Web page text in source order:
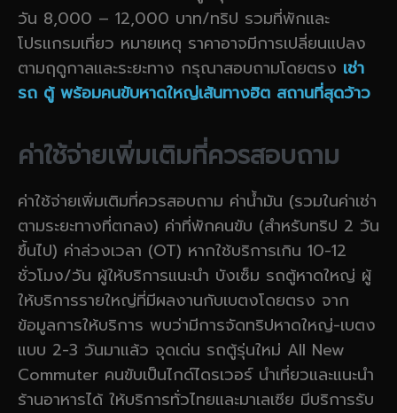
วัน 8,000 – 12,000 บาท/ทริป รวมที่พักและ
โปรแกรมเที่ยว หมายเหตุ ราคาอาจมีการเปลี่ยนแปลง
ตามฤดูกาลและระยะทาง กรุณาสอบถามโดยตรง เช่า
รถ ตู้ พร้อมคนขับหาดใหญ่เส้นทางฮิต สถานที่สุดว้าว
ค่าใช้จ่ายเพิ่มเติมที่ควรสอบถาม
ค่าใช้จ่ายเพิ่มเติมที่ควรสอบถาม ค่าน้ำมัน (รวมในค่าเช่า
ตามระยะทางที่ตกลง) ค่าที่พักคนขับ (สำหรับทริป 2 วัน
ขึ้นไป) ค่าล่วงเวลา (OT) หากใช้บริการเกิน 10-12
ชั่วโมง/วัน ผู้ให้บริการแนะนำ บังเซ็ม รถตู้หาดใหญ่ ผู้
ให้บริการรายใหญ่ที่มีผลงานกับเบตงโดยตรง จาก
ข้อมูลการให้บริการ พบว่ามีการจัดทริปหาดใหญ่-เบตง
แบบ 2-3 วันมาแล้ว จุดเด่น รถตู้รุ่นใหม่ All New
Commuter คนขับเป็นไกด์ไดรเวอร์ นำเที่ยวและแนะนำ
ร้านอาหารได้ ให้บริการทั่วไทยและมาเลเซีย มีบริการรับ